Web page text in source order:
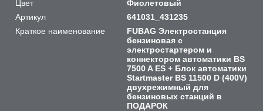
Цвет
Фиолетовый
Артикул
641031_431235
Краткое наименование
FUBAG Электростанция
бензиновая с
электростартером и
коннектором автоматики BS
7500 A ES + Блок автоматики
Startmaster BS 11500 D (400V)
двухрежимный для
бензиновых станций в
ПОДАРОК